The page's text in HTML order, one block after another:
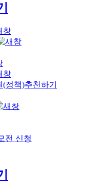
정책)추천하기
전 신청